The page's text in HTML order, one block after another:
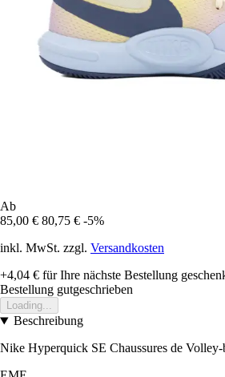
Ab
85,00 € 80,75 € -5%
inkl. MwSt. zzgl. Versandkosten
+4,04 € für Ihre nächste Bestellung
Bestellung gutgeschrieben
Loading...
Beschreibung
Nike Hyperquick SE Chaussures de